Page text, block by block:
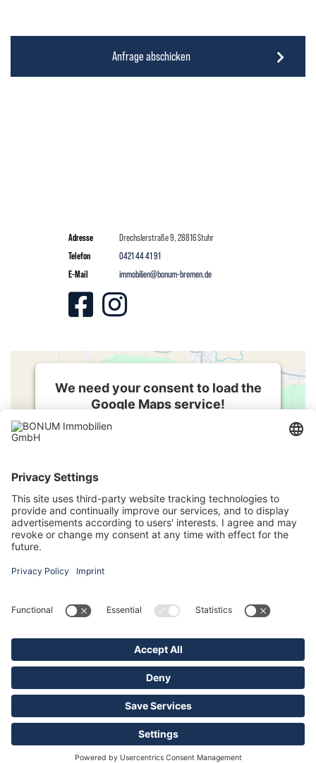
Adresse Drechslerstraße9, 28816 Stuhr
Telefon
0421 44 41 91
E-Mail
immobilien@bonum-bremen.de
We need your consent to load the
Google Maps service!
We use a third party service to embed
details and accept the service to see
Powered byUsercentrics Consent
© BONUM Immobilien GmbH
Impressum
Kontakt Datenschutz
AGB
Datenschutzeinstellungen
powered by
Maklervertrag widerrufen
Abonnieren Sie unseren Newsletter